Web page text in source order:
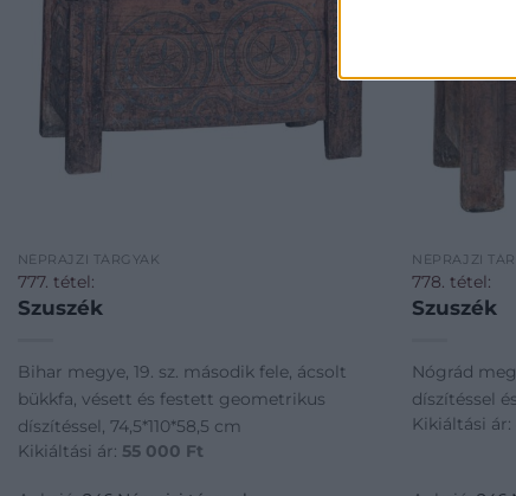
NÉPRAJZI TÁRGYAK
777. tétel:
Szuszék
Bihar megye, 19. sz. második fele, ácsolt
bükkfa, vésett és festett geometrikus
díszítéssel, 74,5*110*58,5 cm
Kikiáltási ár: 55 000 Ft
NÉPRAJZI
778. tétel:
Szuszék
Nógrád
díszítéssel
Kikiáltási ár: